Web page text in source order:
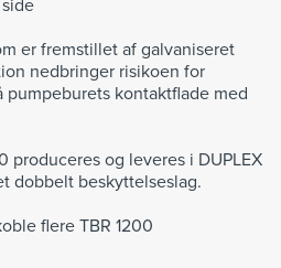
er fremstillet af galvaniseret
nedbringer risikoen for
pumpeburets kontaktflade med
produceres og leveres i DUPLEX
dobbelt beskyttelseslag.
flere TBR 1200